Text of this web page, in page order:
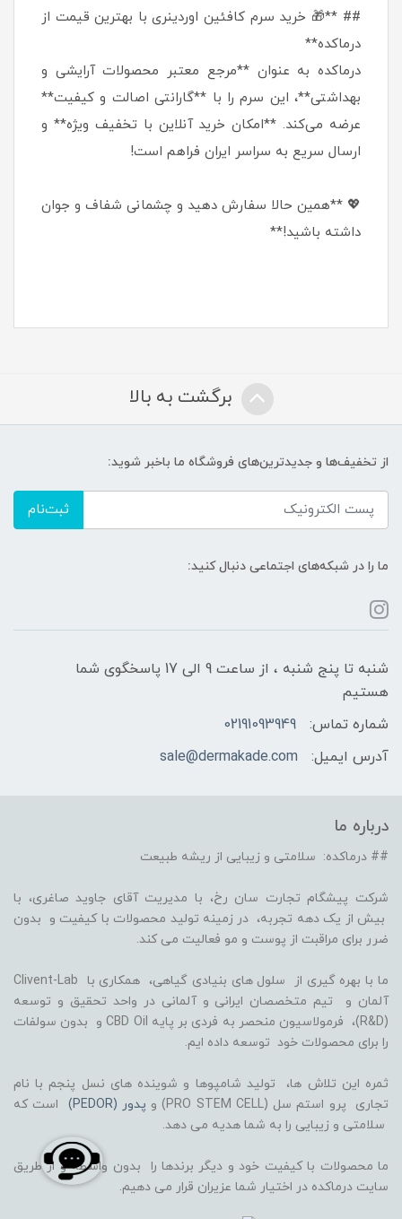
## **🎁 خرید سرم کافئین اوردینری با بهترین قیمت از
درماکده**
درماکده به عنوان **مرجع معتبر محصولات آرایشی و
بهداشتی**، این سرم را با **گارانتی اصالت و کیفیت**
عرضه می‌کند. **امکان خرید آنلاین با تخفیف ویژه** و
ارسال سریع به سراسر ایران فراهم است!
💖 **همین حالا سفارش دهید و چشمانی شفاف و جوان
داشته باشید!**
برگشت به بالا
از تخفیف‌ها و جدیدترین‌های فروشگاه ما باخبر شوید:
ثبت‌نام
ما را در شبکه‌های اجتماعی دنبال کنید:
شنبه تا پنج شنبه ، از ساعت 9 الی 17 پاسخگوی شما
هستیم
شماره تماس:
02191093949
آدرس ایمیل:
sale@dermakade.com
درباره ما
## درماکده: سلامتی و زیبایی از ریشه طبیعت
شرکت پیشگام تجارت سان رخ، با مدیریت آقای جاوید صاغری، با
بیش از یک دهه تجربه، در زمینه تولید محصولات با کیفیت و بدون
ضرر برای مراقبت از پوست و مو فعالیت می کند.
ما با بهره گیری از سلول های بنیادی گیاهی، همکاری با Clivent-Lab
آلمان و تیم متخصصان ایرانی و آلمانی در واحد تحقیق و توسعه
(R&D)، فرمولاسیون منحصر به فردی بر پایه CBD Oil و بدون سولفات
را برای محصولات خود توسعه داده ایم.
ثمره این تلاش ها، تولید شامپوها و شوینده های نسل پنجم با نام
تجاری پرو استم سل (PRO STEM CELL) و
پدور (PEDOR)
است که
سلامتی و زیبایی را به شما هدیه می دهد.
ما محصولات با کیفیت خود و دیگر برندها را بدون واسطه و از طریق
سایت درماکده در اختیار شما عزیران قرار می دهیم.